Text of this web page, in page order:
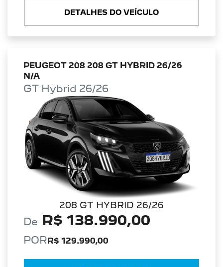
DETALHES DO VEÍCULO
PEUGEOT 208 208 GT HYBRID 26/26
N/A
GT Hybrid 26/26
208 GT HYBRID 26/26
De R$ 138.990,00
PORR$ 129.990,00